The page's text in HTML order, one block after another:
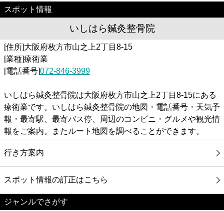
スポット情報
いしはら鍼灸整骨院
[住所]大阪府枚方市山之上2丁目8-15
[業種]療術業
[電話番号]072-846-3999
いしはら鍼灸整骨院は大阪府枚方市山之上2丁目8-15にある
療術業です。いしはら鍼灸整骨院の地図・電話番号・天気予
報・最寄駅、最寄バス停、周辺のコンビニ・グルメや観光情
報をご案内。またルート地図を調べることができます。
行き方案内
スポット情報の訂正はこちら
ジャンルでさがす